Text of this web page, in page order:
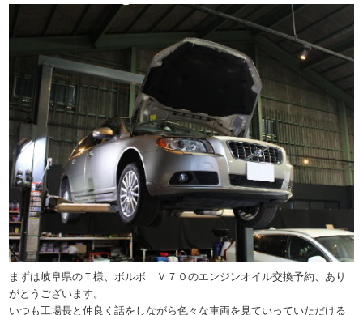
まずは岐阜県のＴ様、ボルボ Ｖ７０のエンジンオイル交換予約、あり
がとうございます。
いつも工場長と仲良く話をしながら色々な車両を見ていっていただける